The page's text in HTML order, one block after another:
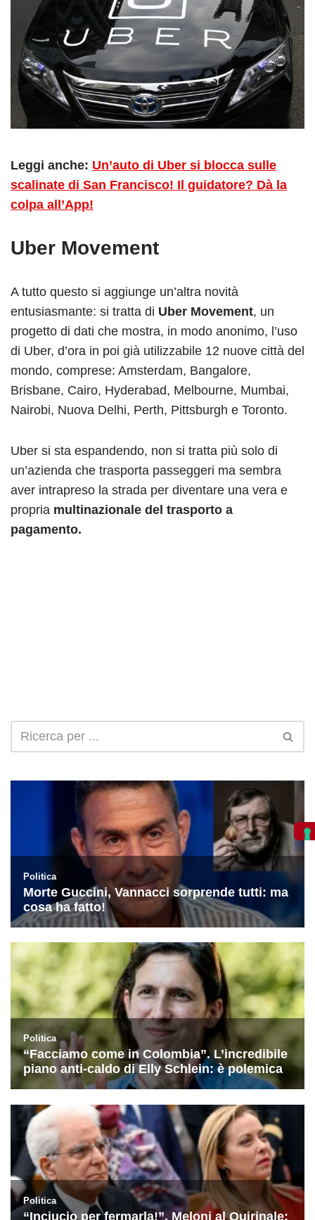
Leggi anche: Un’auto di Uber si blocca sulle
scalinate di San Francisco! Il guidatore? Dà la
colpa all’App!
Uber Movement
A tutto questo si aggiunge un’altra novità
entusiasmante: si tratta di Uber Movement, un
progetto di dati che mostra, in modo anonimo, l’uso
di Uber, d’ora in poi già utilizzabile 12 nuove città del
mondo, comprese: Amsterdam, Bangalore,
Brisbane, Cairo, Hyderabad, Melbourne, Mumbai,
Nairobi, Nuova Delhi, Perth, Pittsburgh e Toronto.
Uber si sta espandendo, non si tratta più solo di
un’azienda che trasporta passeggeri ma sembra
aver intrapreso la strada per diventare una vera e
propria multinazionale del trasporto a
pagamento.